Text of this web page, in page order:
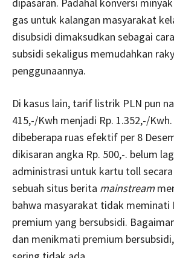
dipasaran. Padahal konversi
gas untuk kalangan masyarakat
disubsidi dimaksudkan sebagai
subsidi sekaligus memudahkan
penggunaannya.
Di kasus lain, tarif listrik PLN pun
415,-/Kwh menjadi Rp. 1.352,-/
dibeberapa ruas efektif per 8
dikisaran angka Rp. 500,-. belum
administrasi untuk kartu toll secara
sebuah situs berita mainstream
bahwa masyarakat tidak meminati
premium yang bersubsidi.
dan menikmati premium bersubsidi,